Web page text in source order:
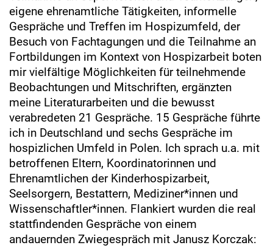
eigene ehrenamtliche Tätigkeiten, informelle
Gespräche und Treffen im Hospizumfeld, der
Besuch von Fachtagungen und die Teilnahme an
Fortbildungen im Kontext von Hospizarbeit boten
mir vielfältige Möglichkeiten für teilnehmende
Beobachtungen und Mitschriften, ergänzten
meine Literaturarbeiten und die bewusst
verabredeten 21 Gespräche. 15 Gespräche führte
ich in Deutschland und sechs Gespräche im
hospizlichen Umfeld in Polen. Ich sprach u.a. mit
betroffenen Eltern, Koordinatorinnen und
Ehrenamtlichen der Kinderhospizarbeit,
Seelsorgern, Bestattern, Mediziner*innen und
Wissenschaftler*innen. Flankiert wurden die real
stattfindenden Gespräche von einem
andauernden Zwiegespräch mit Janusz Korczak: